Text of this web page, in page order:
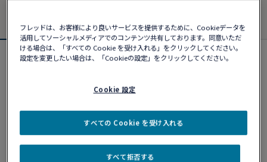
フォース10ブレスレット
カスタマイズ
ショッピングバッグに追加
フレッドは、お客様により良いサービスを提供するために、Cookieデータを
活用してソーシャルメディアでのコンテンツ共有しております。同意いただ
ける場合は、「すべての Cookie を受け入れる」をクリックしてください。
設定を変更したい場合は、「Cookieの設定」をクリックしてください。
Cookie 設定
すべて拒否する
すべての Cookie を受け入れる